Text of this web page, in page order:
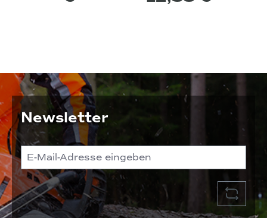
Newsletter